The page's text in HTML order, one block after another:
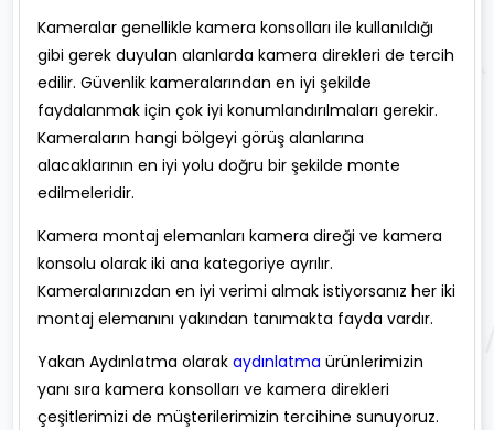
Kameralar genellikle kamera konsolları ile kullanıldığı
gibi gerek duyulan alanlarda kamera direkleri de tercih
edilir. Güvenlik kameralarından en iyi şekilde
faydalanmak için çok iyi konumlandırılmaları gerekir.
Kameraların hangi bölgeyi görüş alanlarına
alacaklarının en iyi yolu doğru bir şekilde monte
edilmeleridir.
Kamera montaj elemanları kamera direği ve kamera
konsolu olarak iki ana kategoriye ayrılır.
Kameralarınızdan en iyi verimi almak istiyorsanız her iki
montaj elemanını yakından tanımakta fayda vardır.
Yakan Aydınlatma olarakaydınlatma ürünlerimizin
yanı sıra kamera konsolları ve kamera direkleri
çeşitlerimizi de müşterilerimizin tercihine sunuyoruz.